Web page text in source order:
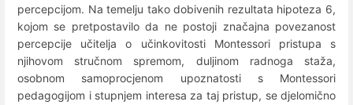
percepcijom. Na temelju tako dobivenih rezultata hipoteza 6,
kojom se pretpostavilo da ne postoji značajna povezanost
percepcije učitelja o učinkovitosti Montessori pristupa s
njihovom stručnom spremom, duljinom radnoga staža,
osobnom samoprocjenom upoznatosti s Montessori
pedagogijom i stupnjem interesa za taj pristup, se djelomično